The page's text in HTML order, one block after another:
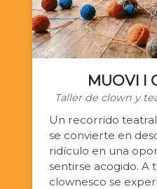
MUOVI I
Taller de clown y
Un recorrido
se convierte en
ridículo en una
sentirse acogido. A
clownesco se